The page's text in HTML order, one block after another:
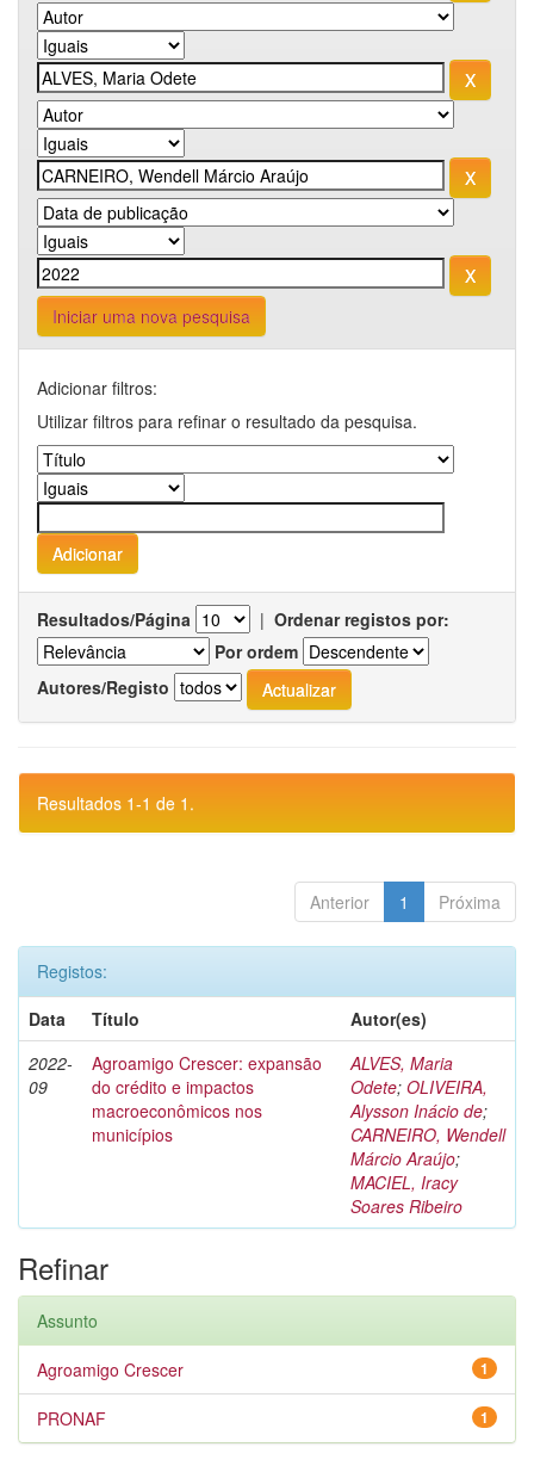
Iniciar uma nova pesquisa
Adicionar filtros:
Utilizar filtros para refinar o resultado da pesquisa.
Resultados/Página | Ordenar registos por:
Por ordem
Autores/Registo
Resultados 1-1 de 1.
Anterior 1 Próxima
Registos:
Data
Título
Autor(es)
2022-
09
Agroamigo Crescer: expansão
do crédito e impactos
macroeconômicos nos
municípios
ALVES, Maria
Odete; OLIVEIRA,
Alysson Inácio de;
CARNEIRO, Wendell
Márcio Araújo;
MACIEL, Iracy
Soares Ribeiro
Refinar
Assunto
1
Agroamigo Crescer
1
PRONAF